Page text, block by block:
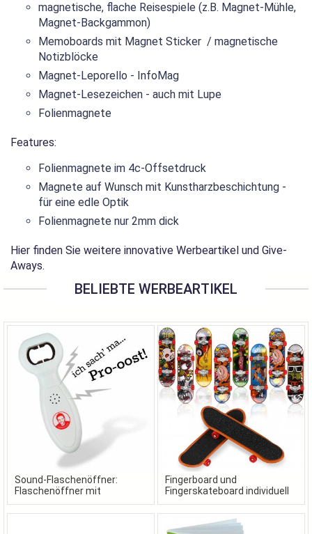
magnetische, flache Reisespiele (z.B. Magnet-Mühle,
Magnet-Backgammon)
Memoboards mit Magnet Sticker / magnetische
Notizblöcke
Magnet-Leporello - InfoMag
Magnet-Lesezeichen - auch mit Lupe
Folienmagnete
Features:
Folienmagnete im 4c-Offsetdruck
Magnete auf Wunsch mit Kunstharzbeschichtung -
für eine edle Optik
Folienmagnete nur 2mm dick
Hier finden Sie weitere innovative Werbeartikel und Give-
Aways.
BELIEBTE WERBEARTIKEL
Sound-Flaschenöffner:
Flaschenöffner mit
Wunschsound als
Werbeartikel
Fingerboard und
Fingerskateboard individuell
gestaltet in Ihrem Design